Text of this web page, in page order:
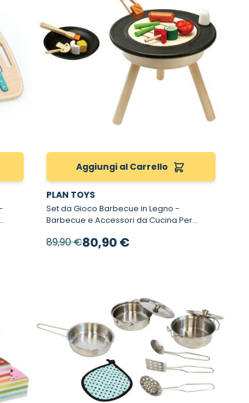
Aggiungi al Carrello
PLAN TOYS
Set da Gioco Barbecue in Legno -
Barbecue e Accessori da Cucina Per
89,90 €Prezzo speciale
80,90 €